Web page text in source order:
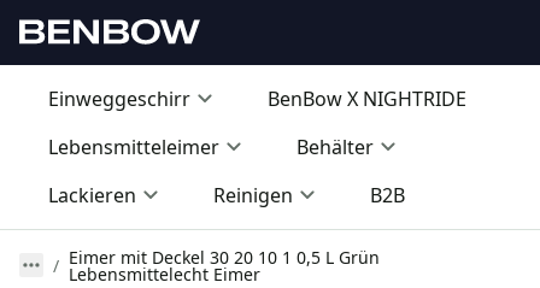
Einweggeschirr
BenBow X NIGHTRIDE
Lebensmitteleimer
Behälter
Lackieren
Reinigen B2B
Eimer mit Deckel 30 20 10 1 0,5 L Grün
Lebensmittelecht Eimer